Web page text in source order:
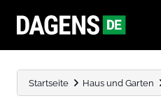
Startseite Haus und Garten